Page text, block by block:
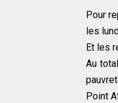
Pour
les
Et les
Au
Point